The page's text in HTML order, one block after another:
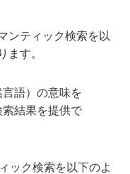
ンティック検索を以
ます。
語）の意味を
結果を提供で
ック検索を以下のよ